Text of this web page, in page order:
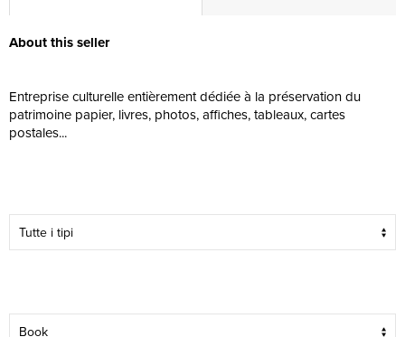
About this seller
Entreprise culturelle entièrement dédiée à la préservation du
patrimoine papier, livres, photos, affiches, tableaux, cartes
postales...